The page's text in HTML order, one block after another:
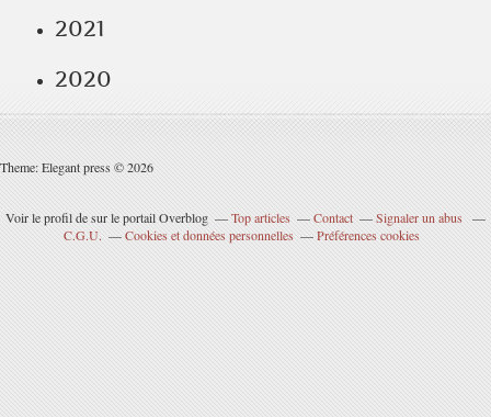
2021
2020
Theme: Elegant press © 2026
Voir le profil desur le portail Overblog Top articles Contact
Signaler un abus
C.G.U.
Cookies et données personnelles Préférences cookies